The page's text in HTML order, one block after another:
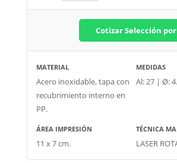
Cotizar Selección
MATERIAL
Acero inoxidable, tapa con
recubrimiento interno en
PP.
MEDIDAS
Al: 27 | Ø:
ÁREA IMPRESIÓN
11 x 7 cm.
TÉCNICA
LASER